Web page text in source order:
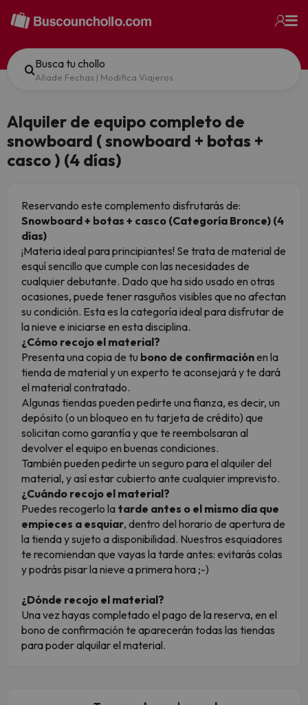
Busca tu chollo
Añade Fechas | Modifica Viajeros
Alquiler de equipo completo de
snowboard ( snowboard + botas +
casco ) (4 días)
Reservando este complemento disfrutarás de:
Snowboard + botas + casco (Categoría Bronce) (4
días)
¡Materia ideal para principiantes! Se trata de material de
esquí sencillo que cumple con las necesidades de
cualquier debutante. Dado que ha sido usado en otras
ocasiones, puede tener rasguños visibles que no afectan
su condición. Esta es la categoría ideal para disfrutar de
la nieve e iniciarse en esta disciplina.
¿Cómo recojo el material?
Presenta una copia de tu bono de confirmaciónen la
tienda de material y un experto te aconsejará y te dará
el material contratado.
Algunas tiendas pueden pedirte una fianza, es decir, un
depósito (o un bloqueo en tu tarjeta de crédito) que
solicitan como garantía y que te reembolsaran al
devolver el equipo en buenas condiciones.
También pueden pedirte un seguro para el alquiler del
material, y así estar cubierto ante cualquier imprevisto.
¿Cuándo recojo el material?
Puedes recogerlo la tarde antes o el mismo día que
empieces a esquiar, dentro del horario de apertura de
la tienda y sujeto a disponibilidad. Nuestros esquiadores
te recomiendan que vayas la tarde antes: evitarás colas
y podrás pisar la nieve a primera hora ;-)
¿Dónde recojo el material?
Una vez hayas completado el pago de la reserva, en el
bono de confirmación te aparecerán todas las tiendas
para poder alquilar el material.